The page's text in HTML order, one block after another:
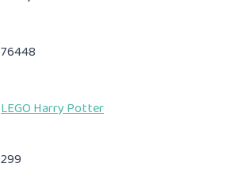
76448
LEGO Harry Potter
299